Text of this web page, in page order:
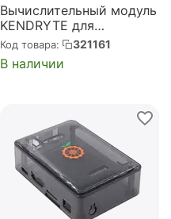
Вычислительный модуль
KENDRYTE для
разработки с ЦПУ K210,
камерой 2МП, и WiFi-
антенной. Питание — 5В
Код товара: 321161
В наличии